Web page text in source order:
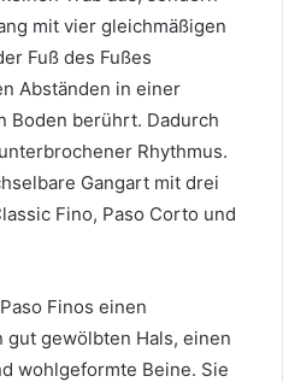
mit vier gleichmäßigen
Fuß des Fußes
Abständen in einer
Boden berührt. Dadurch
Rhythmus.
Gangart mit drei
Fino, Paso Corto und
Finos einen
gut gewölbten Hals, einen
wohlgeformte Beine. Sie